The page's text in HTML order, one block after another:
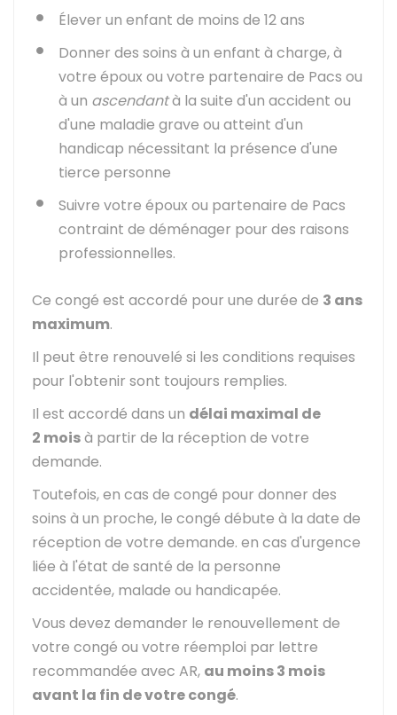
Élever un enfant de moins de 12 ans
Donner des soins à un enfant à charge, à
votre époux ou votre partenaire de Pacs ou
à un ascendantà la suite d'un accident ou
d'une maladie grave ou atteint d'un
handicap nécessitant la présence d'une
tierce personne
Suivre votre époux ou partenaire de Pacs
contraint de déménager pour des raisons
professionnelles.
Ce congé est accordé pour une durée de 3 ans
maximum.
Il peut être renouvelé si les conditions requises
pour l'obtenir sont toujours remplies.
Il est accordé dans un délai maximal de
2 moisà partir de la réception de votre
demande.
Toutefois, en cas de congé pour donner des
soins à un proche, le congé débute à la date de
réception de votre demande. en cas d'urgence
liée à l'état de santé de la personne
accidentée, malade ou handicapée.
Vous devez demander le renouvellement de
votre congé ou votre réemploi par lettre
recommandée avec AR, au moins 3 mois
avant la fin de votre congé.